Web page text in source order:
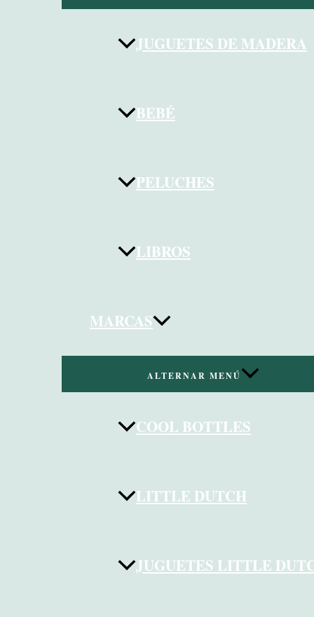
JUGUETES DE MADERA
BEBÉ
PELUCHES
LIBROS
MARCAS
ALTERNAR MENÚ
COOL BOTTLES
LITTLE DUTCH
JUGUETES LITTLE